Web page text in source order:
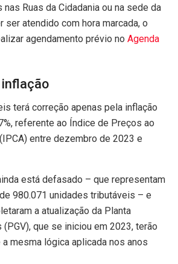
nas Ruas da Cidadania ou na sede da
ser atendido com hora marcada, o
agendamento prévio no Agenda
inflação
terá correção apenas pela inflação
referente ao Índice de Preços ao
entre dezembro de 2023 e
está defasado – que representam
980.071 unidades tributáveis – e
a atualização da Planta
(PGV), que se iniciou em 2023, terão
mesma lógica aplicada nos anos